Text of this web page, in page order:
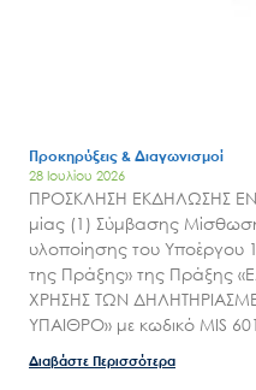
Προκηρύξεις & Διαγωνισμοί
28 Ιουλίου 2026
ΠΡΟΣΚΛΗΣΗ ΕΚΔΗΛΩΣΗΣ
μίας (1) Σύμβασης
υλοποίησης του Υποέργου
της Πράξης» της Πράξης
ΧΡΗΣΗΣ ΤΩΝ
ΥΠΑΙΘΡΟ» με κωδικό MIS
Διαβάστε Περισσότερα